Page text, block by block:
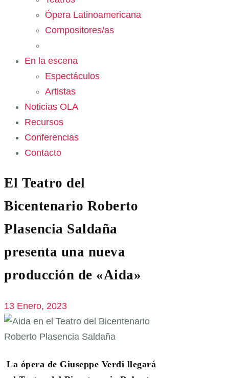
Ópera Latinoamericana
Compositores/as
En la escena
Espectáculos
Artistas
Noticias OLA
Recursos
Conferencias
Contacto
El Teatro del
Bicentenario Roberto
Plasencia Saldaña
presenta una nueva
producción de «Aida»
13 Enero, 2023
La ópera de Giuseppe Verdi llegará